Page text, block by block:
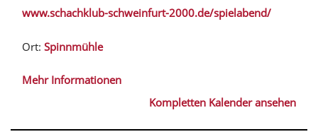
www.schachklub-schweinfurt-2000.de/spielabend/
Ort: Spinnmühle
Mehr Informationen
Kompletten Kalender ansehen